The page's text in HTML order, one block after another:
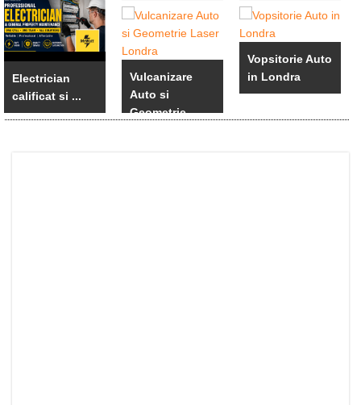
Electrician
calificat si ...
Vulcanizare
Auto si
Geometrie ...
Vopsitorie Auto
in Londra